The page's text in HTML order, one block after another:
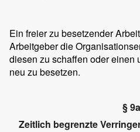
Ein freier zu besetzender
Arbeitgeber die
diesen zu schaffen oder einen
neu zu besetzen.
§ 9a
Zeitlich begrenzte